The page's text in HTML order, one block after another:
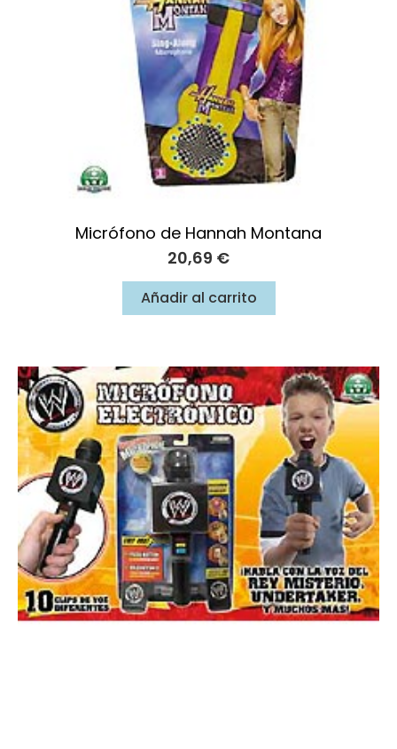
Micrófono de Hannah Montana
20,69 €
Añadir al carrito